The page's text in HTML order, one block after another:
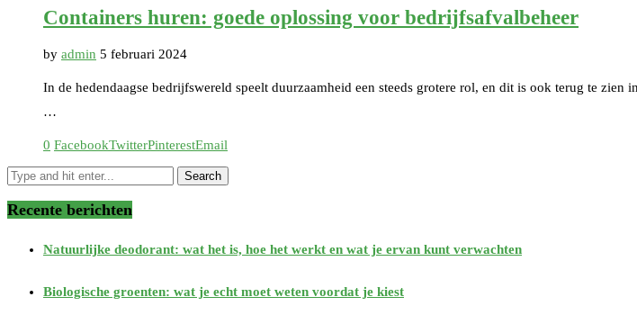
Containers huren: goede oplossing voor bedrijfsafvalbeheer
by admin 5 februari 2024
In de hedendaagse bedrijfswereld speelt duurzaamheid een steeds grotere rol, en dit is ook terug te
…
0 FacebookTwitterPinterestEmail
Recente berichten
Natuurlijke deodorant: wat het is, hoe het werkt en wat je ervan kunt verwachten
Biologische groenten: wat je echt moet weten voordat je kiest